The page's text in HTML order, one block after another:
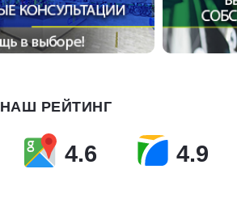
НАШ РЕЙТИНГ
4.6 4.9